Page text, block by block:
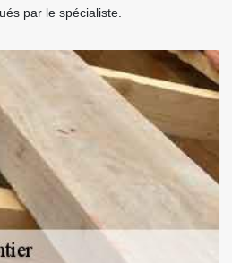
par le spécialiste.